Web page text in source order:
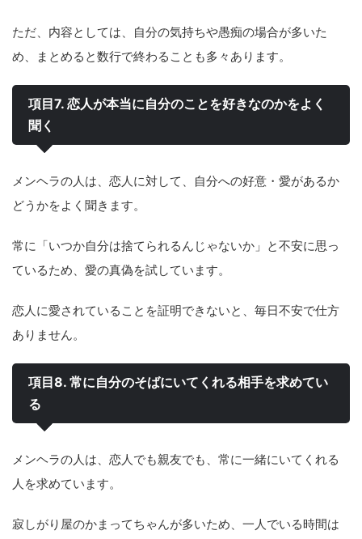
ただ、内容としては、自分の気持ちや愚痴の場合が多いた
め、まとめると数行で終わることも多々あります。
項目7. 恋人が本当に自分のことを好きなのかをよく
聞く
メンヘラの人は、恋人に対して、自分への好意・愛があるか
どうかをよく聞きます。
常に「いつか自分は捨てられるんじゃないか」と不安に思っ
ているため、愛の真偽を試しています。
恋人に愛されていることを証明できないと、毎日不安で仕方
ありません。
項目8. 常に自分のそばにいてくれる相手を求めてい
る
メンヘラの人は、恋人でも親友でも、常に一緒にいてくれる
人を求めています。
寂しがり屋のかまってちゃんが多いため、一人でいる時間は